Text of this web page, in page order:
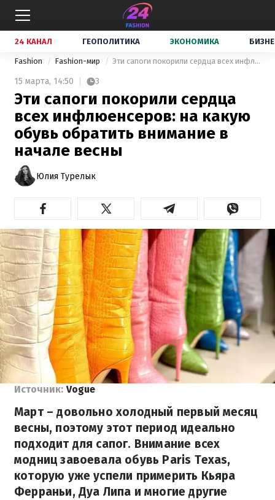
24 КАНАЛ ГЕОПОЛИТИКА ЭКОНОМИКА
Fashion Fashion-мир Эти сапоги покорили сердца всех инфлюенсеров: на какую обувь обратить внимание в начале весны
15 марта, 14:50 3
Эти сапоги покорили сердца
всех инфлюенсеров: на какую
обувь обратить внимание в
начале весны
Юлия Турелык
Источник: Vogue
Март – довольно холодный первый месяц
весны, поэтому этот период идеально
подходит для сапог. Внимание всех
модниц завоевала обувь Paris Texas,
которую уже успели примерить Кьяра
Ферраньи, Дуа Липа и многие другие